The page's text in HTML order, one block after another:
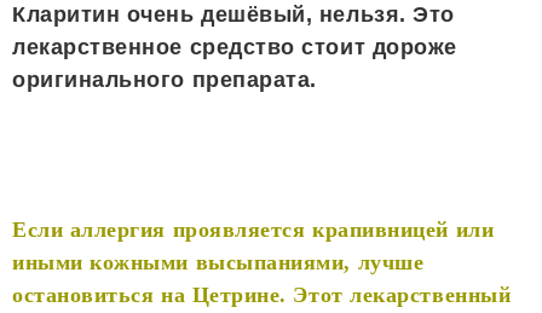
Кларитин очень дешёвый, нельзя. Это
лекарственное средство стоит дороже
оригинального препарата.
Если аллергия проявляется крапивницей или
иными кожными высыпаниями, лучше
остановиться на Цетрине. Этот лекарственный